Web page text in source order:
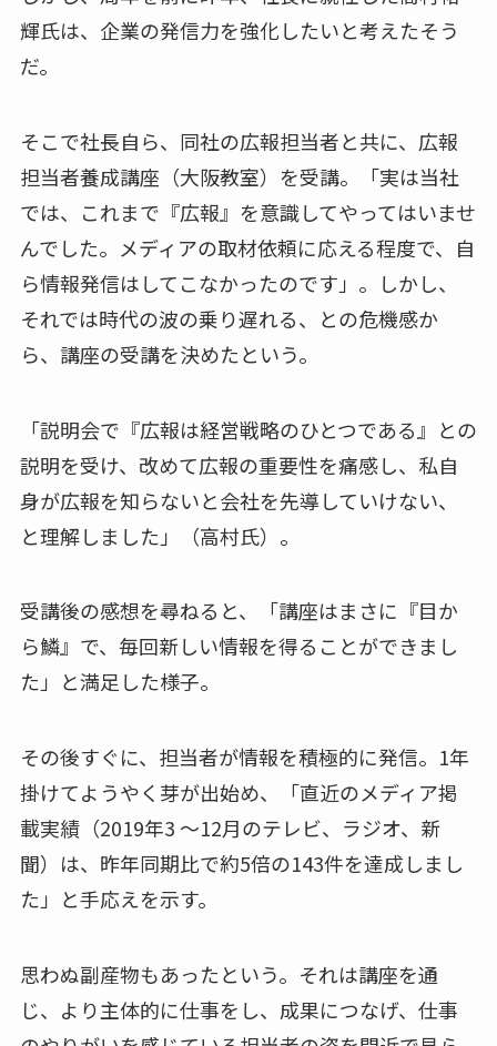
輝氏は、企業の発信力を強化したいと考えたそう
だ。
そこで社長自ら、同社の広報担当者と共に、広報
担当者養成講座（大阪教室）を受講。「実は当社
では、これまで『広報』を意識してやってはいませ
んでした。メディアの取材依頼に応える程度で、自
ら情報発信はしてこなかったのです」。しかし、
それでは時代の波の乗り遅れる、との危機感か
ら、講座の受講を決めたという。
「説明会で『広報は経営戦略のひとつである』との
説明を受け、改めて広報の重要性を痛感し、私自
身が広報を知らないと会社を先導していけない、
と理解しました」（高村氏）。
受講後の感想を尋ねると、「講座はまさに『目か
ら鱗』で、毎回新しい情報を得ることができまし
た」と満足した様子。
その後すぐに、担当者が情報を積極的に発信。1年
掛けてようやく芽が出始め、「直近のメディア掲
載実績（2019年3 〜12月のテレビ、ラジオ、新
聞）は、昨年同期比で約5倍の143件を達成しまし
た」と手応えを示す。
思わぬ副産物もあったという。それは講座を通
じ、より主体的に仕事をし、成果につなげ、仕事